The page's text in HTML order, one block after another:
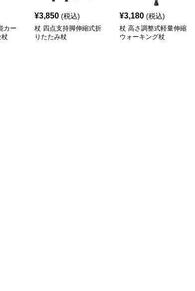
カー
杖
¥3,850 (税込)
杖 四点支持脚伸縮式折
りたたみ杖
¥3,180 (税込)
杖 高さ調整式軽量伸縮
ウォーキング杖